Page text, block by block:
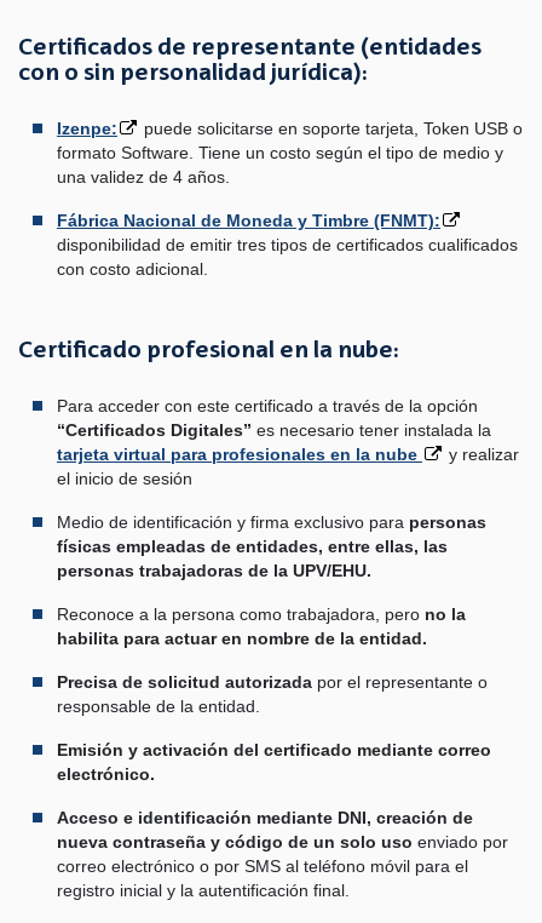
Certificados de representante (entidades
con o sin personalidad jurídica):
Izenpe:
puede solicitarse en soporte tarjeta, Token USB o
formato Software. Tiene un costo según el tipo de medio y
una validez de 4 años.
Fábrica Nacional de Moneda y Timbre (FNMT):
disponibilidad de emitir tres tipos de certificados cualificados
con costo adicional.
Certificado profesional en la nube:
Para acceder con este certificado a través de la opción
“Certificados Digitales” es necesario tener instalada la
tarjeta virtual para profesionales en la nube
y realizar
el inicio de sesión
Medio de identificación y firma exclusivo para personas
físicas empleadas de entidades, entre ellas, las
personas trabajadoras de la UPV/EHU.
Reconoce a la persona como trabajadora, pero no la
habilita para actuar en nombre de la entidad.
Precisa de solicitud autorizada por el representante o
responsable de la entidad.
Emisión y activación del certificado mediante correo
electrónico.
Acceso e identificación mediante DNI, creación de
nueva contraseña y código de un solo uso enviado por
correo electrónico o por SMS al teléfono móvil para el
registro inicial y la autentificación final.